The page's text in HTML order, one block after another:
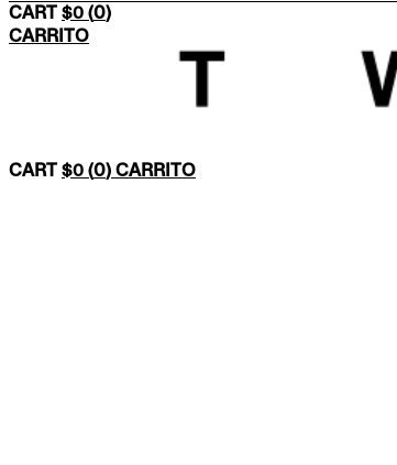
$0 0
CARRITO
$0 0 CARRITO